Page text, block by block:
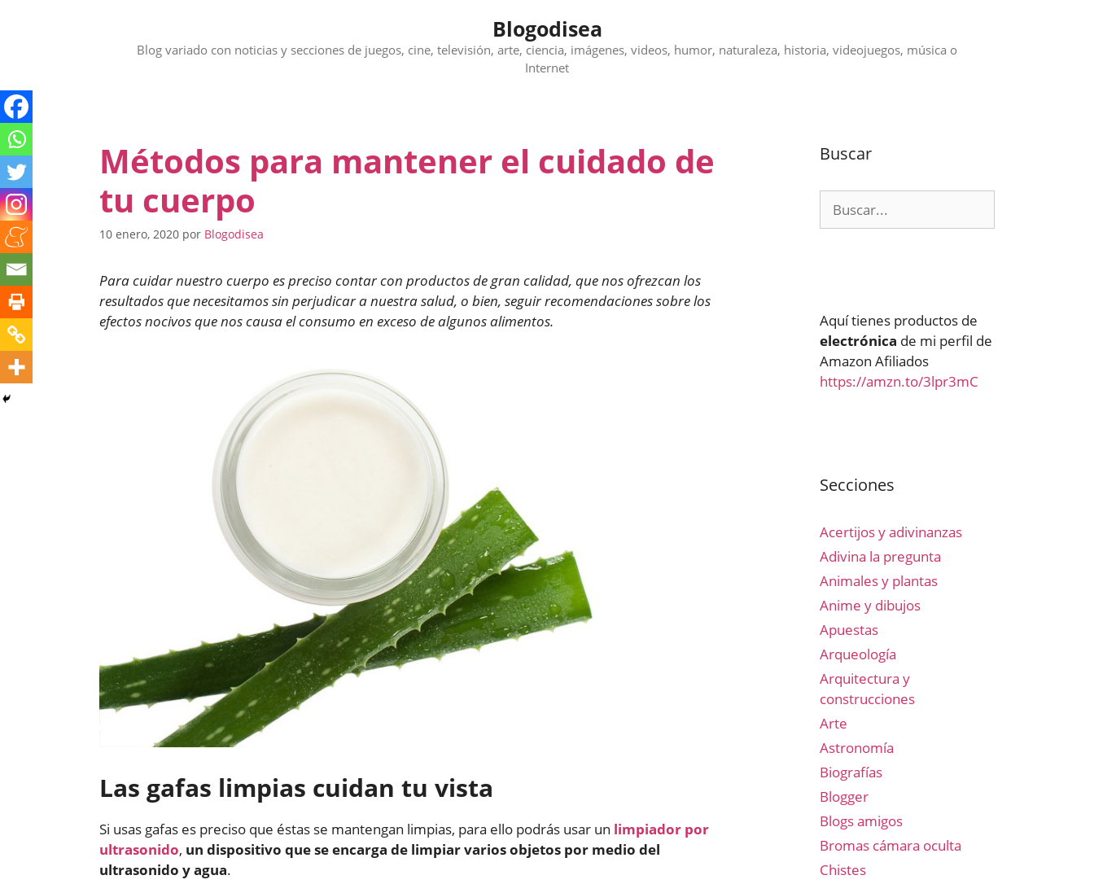
Blogodisea
Blog variado con noticias y secciones de juegos, cine, televisión, arte, ciencia, imágenes, videos, humor, naturaleza, historia, videojuegos, música o
Internet
Métodos para mantener el cuidado de
tu cuerpo
10 enero, 2020 por Blogodisea
Para cuidar nuestro cuerpo es preciso contar con productos de gran calidad, que nos ofrezcan los
resultados que necesitamos sin perjudicar a nuestra salud, o bien, seguir recomendaciones sobre los
efectos nocivos que nos causa el consumo en exceso de algunos alimentos.
Las gafas limpias cuidan tu vista
Si usas gafas es preciso que éstas se mantengan limpias, para ello podrás usar un limpiador por
ultrasonido, un dispositivo que se encarga de limpiar varios objetos por medio del
ultrasonido y agua.
Buscar
Aquí tienes productos de
electrónica de mi perfil de
Amazon Afiliados
https://amzn.to/3lpr3mC
Secciones
Acertijos y adivinanzas
Adivina la pregunta
Animales y plantas
Anime y dibujos
Apuestas
Arqueología
Arquitectura y
construcciones
Arte
Astronomía
Biografías
Blogger
Blogs amigos
Bromas cámara oculta
Chistes